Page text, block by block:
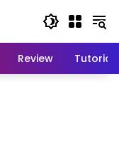
Review Tutorial